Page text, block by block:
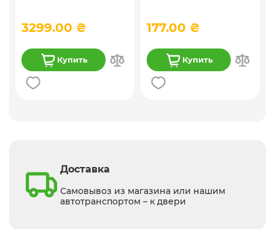
3299.00 ₴
Купить
177.00 ₴
Купить
Доставка
Самовывоз из магазина или нашим
автотранспортом – к двери